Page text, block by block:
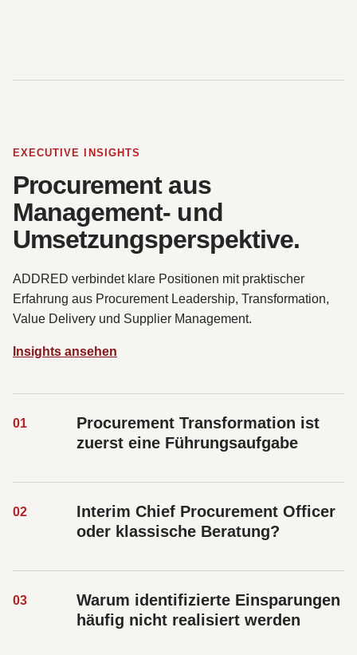
EXECUTIVE INSIGHTS
Procurement aus
Management- und
Umsetzungsperspektive.
ADDRED verbindet klare Positionen mit praktischer
Erfahrung aus Procurement Leadership, Transformation,
Value Delivery und Supplier Management.
Insights ansehen
01
Procurement Transformation ist
zuerst eine Führungsaufgabe
02
Interim Chief Procurement Officer
oder klassische Beratung?
03
Warum identifizierte Einsparungen
häufig nicht realisiert werden